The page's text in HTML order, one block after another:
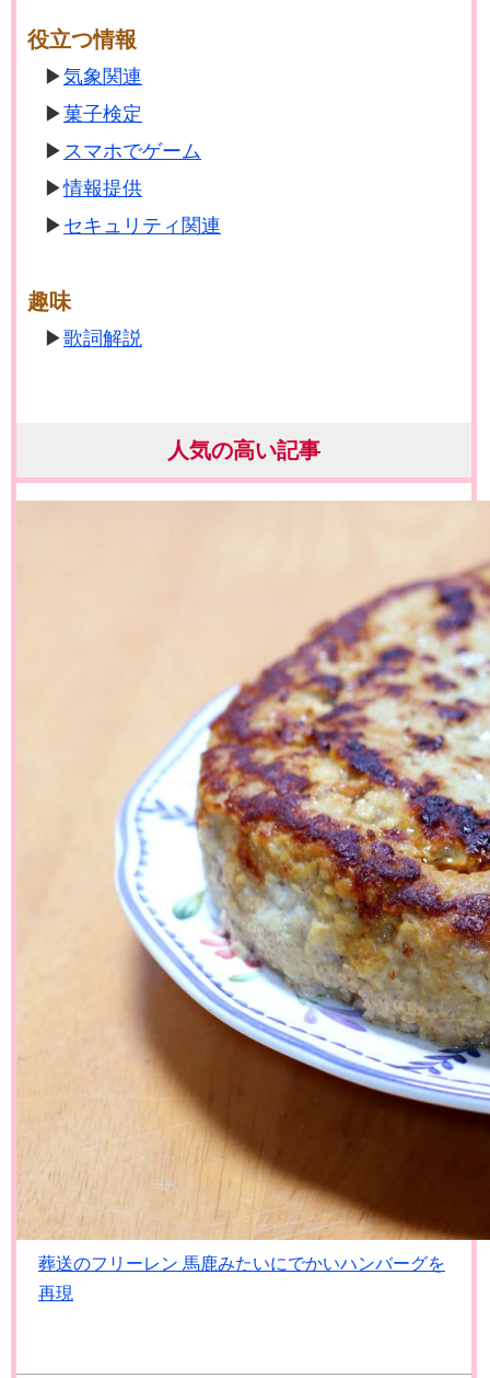
役立つ情報
気象関連
菓子検定
スマホでゲーム
情報提供
セキュリティ関連
趣味
歌詞解説
人気の高い記事
葬送のフリーレン 馬鹿みたいにでかいハンバーグを
再現